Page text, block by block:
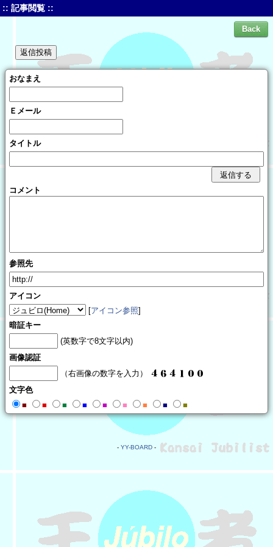
:: 記事閲覧 ::
おなまえ
Ｅメール
タイトル
コメント
参照先
アイコン
[アイコン参照]
暗証キー
(英数字で8文字以内)
画像認証
（右画像の数字を入力）
文字色
■
■ ■ ■ ■ ■ ■ ■ ■
- YY-BOARD -